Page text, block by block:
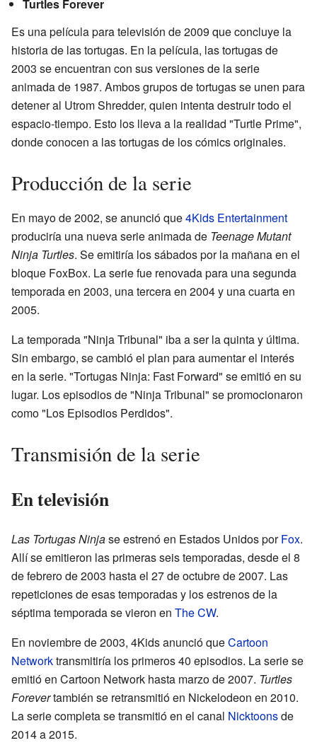
Turtles Forever
Es una película para televisión de 2009 que concluye la
historia de las tortugas. En la película, las tortugas de
2003 se encuentran con sus versiones de la serie
animada de 1987. Ambos grupos de tortugas se unen para
detener al Utrom Shredder, quien intenta destruir todo el
espacio-tiempo. Esto los lleva a la realidad "Turtle Prime",
donde conocen a las tortugas de los cómics originales.
Producción de la serie
En mayo de 2002, se anunció que4Kids Entertainment
produciría una nueva serie animada de Teenage Mutant
Ninja Turtles. Se emitiría los sábados por la mañana en el
bloque FoxBox. La serie fue renovada para una segunda
temporada en 2003, una tercera en 2004 y una cuarta en
2005.
La temporada "Ninja Tribunal" iba a ser la quinta y última.
Sin embargo, se cambió el plan para aumentar el interés
en la serie. "Tortugas Ninja: Fast Forward" se emitió en su
lugar. Los episodios de "Ninja Tribunal" se promocionaron
como "Los Episodios Perdidos".
Transmisión de la serie
En televisión
Las Tortugas Ninjase estrenó en Estados Unidos porFox.
Allí se emitieron las primeras seis temporadas, desde el 8
de febrero de 2003 hasta el 27 de octubre de 2007. Las
repeticiones de esas temporadas y los estrenos de la
séptima temporada se vieron en The CW.
En noviembre de 2003, 4Kids anunció queCartoon
Networktransmitiría los primeros 40 episodios. La serie se
emitió en Cartoon Network hasta marzo de 2007. Turtles
Forevertambién se retransmitió en Nickelodeon en 2010.
La serie completa se transmitió en el canal Nicktoonsde
2014 a 2015.